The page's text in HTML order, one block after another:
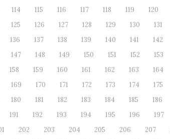
114 115 116 117 118 119 120
125 126 127 128 129 130 131
136 137 138 139 140 141 142
147 148 149 150 151 152 153
158 159 160 161 162 163 164
169 170 171 172 173 174 175
180 181 182 183 184 185 186
191 192 193 194 195 196 197
202 203 204 205 206 207